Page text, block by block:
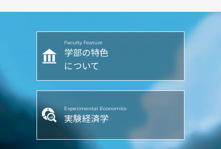
Faculty Feature
学部の特色
について
Experimental Economics
実験経済学